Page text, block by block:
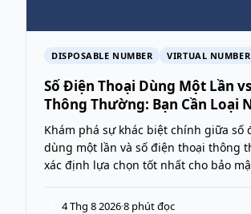
DISPOSABLE NUMBER VIRTUAL NUMBER
Số Điện Thoại Dùng Một Lần
Thông Thường: Bạn Cần Loại
Khám phá sự khác biệt chính giữa số
dùng một lần và số điện thoại thông
xác định lựa chọn tốt nhất cho bảo
4 Thg 8 2026·8 phút đọc